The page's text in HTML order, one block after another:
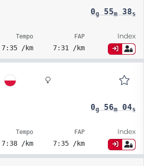
0g55m38s
Tempo
7:35 /km
FAP
7:31 /km
Index
0g56m04s
Tempo
7:38 /km
FAP
7:35 /km
Index